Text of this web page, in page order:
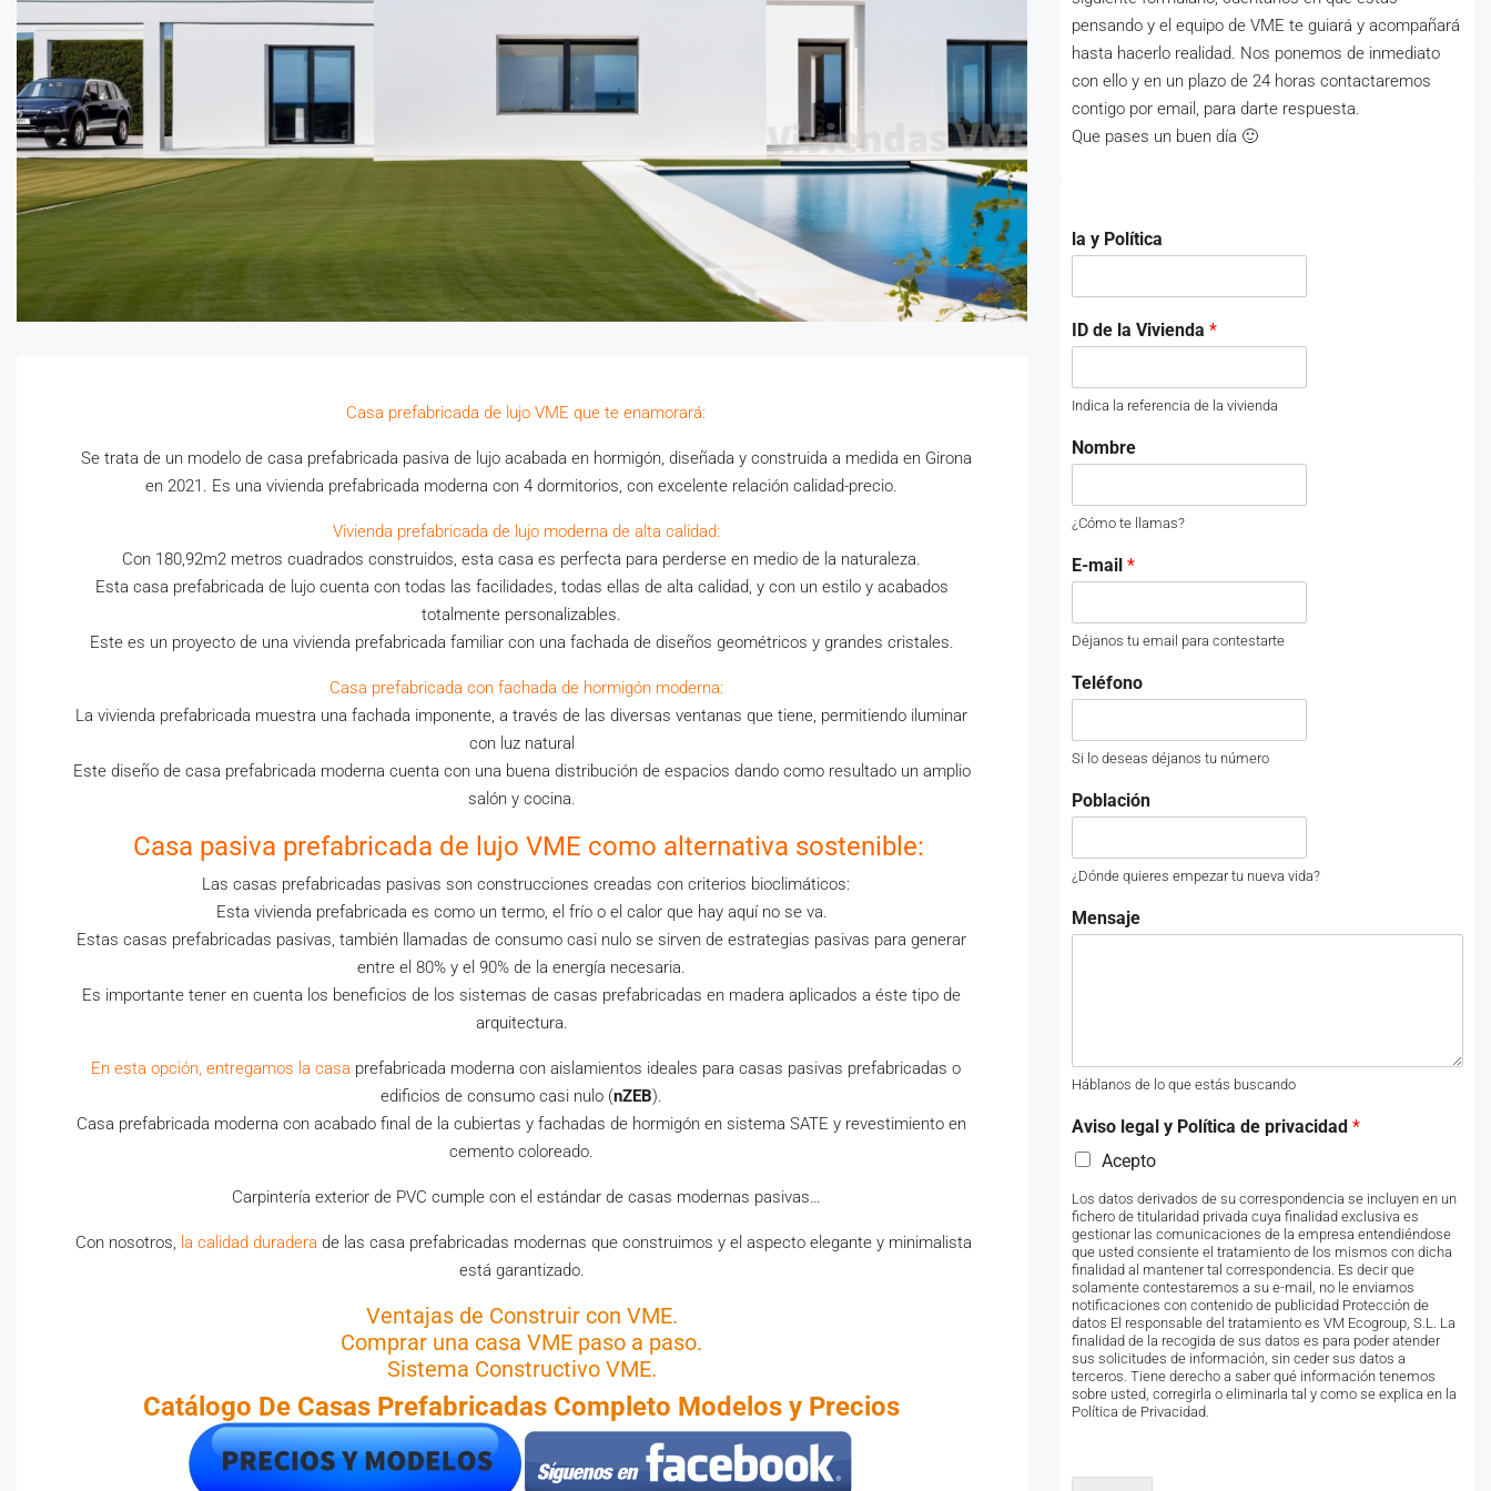
Casa prefabricada de lujo VME que te enamorará:
Se trata de un modelo de casa prefabricada pasiva de lujo acabada en hormigón, diseñada y construida a medida en Girona
en 2021. Es una vivienda prefabricada moderna con 4 dormitorios, con excelente relación calidad-precio.
Vivienda prefabricada de lujo moderna de alta calidad:
Con 180,92m2 metros cuadrados construidos, esta casa es perfecta para perderse en medio de la naturaleza.
Esta casa prefabricada de lujo cuenta con todas las facilidades, todas ellas de alta calidad, y con un estilo y acabados
totalmente personalizables.
Este es un proyecto de una vivienda prefabricada familiar con una fachada de diseños geométricos y grandes cristales.
Casa prefabricada con fachada de hormigón moderna:
La vivienda prefabricada muestra una fachada imponente, a través de las diversas ventanas que tiene, permitiendo iluminar
con luz natural
Este diseño de casa prefabricada moderna cuenta con una buena distribución de espacios dando como resultado un amplio
salón y cocina.
Casa pasiva prefabricada de lujo VME como alternativa sostenible:
Las casas prefabricadas pasivas son construcciones creadas con criterios bioclimáticos:
Esta vivienda prefabricada es como un termo, el frío o el calor que hay aquí no se va.
Estas casas prefabricadas pasivas, también llamadas de consumo casi nulo se sirven de estrategias pasivas para generar
entre el 80% y el 90% de la energía necesaria.
Es importante tener en cuenta los beneficios de los sistemas de casas prefabricadas en madera aplicados a éste tipo de
arquitectura.
En esta opción, entregamos la casa prefabricada moderna con aislamientos ideales para casas pasivas prefabricadas o
edificios de consumo casi nulo (nZEB).
Casa prefabricada moderna con acabado final de la cubiertas y fachadas de hormigón en sistema SATE y revestimiento en
cemento coloreado.
Carpintería exterior de PVC cumple con el estándar de casas modernas pasivas…
Con nosotros, la calidad duradera de las casa prefabricadas modernas que construimos y el aspecto elegante y minimalista
está garantizado.
Ventajas de Construir con VME.
Comprar una casa VME paso a paso.
Sistema Constructivo VME.
Catálogo De Casas Prefabricadas Completo Modelos y Precios
pensando y el equipo de VME te guiará y acompañará
hasta hacerlo realidad. Nos ponemos de inmediato
con ello y en un plazo de 24 horas contactaremos
contigo por email, para darte respuesta.
Que pases un buen día 🙂
la y Política
ID de la Vivienda *
Indica la referencia de la vivienda
Nombre
¿Cómo te llamas?
E-mail *
Déjanos tu email para contestarte
Teléfono
Si lo deseas déjanos tu número
Población
¿Dónde quieres empezar tu nueva vida?
Mensaje
Háblanos de lo que estás buscando
Aviso legal y Política de privacidad *
Acepto
Los datos derivados de su correspondencia se incluyen en un
fichero de titularidad privada cuya finalidad exclusiva es
gestionar las comunicaciones de la empresa entendiéndose
que usted consiente el tratamiento de los mismos con dicha
finalidad al mantener tal correspondencia. Es decir que
solamente contestaremos a su e-mail, no le enviamos
notificaciones con contenido de publicidad Protección de
datos El responsable del tratamiento es VM Ecogroup, S.L. La
finalidad de la recogida de sus datos es para poder atender
sus solicitudes de información, sin ceder sus datos a
terceros. Tiene derecho a saber qué información tenemos
sobre usted, corregirla o eliminarla tal y como se explica en la
Política de Privacidad.